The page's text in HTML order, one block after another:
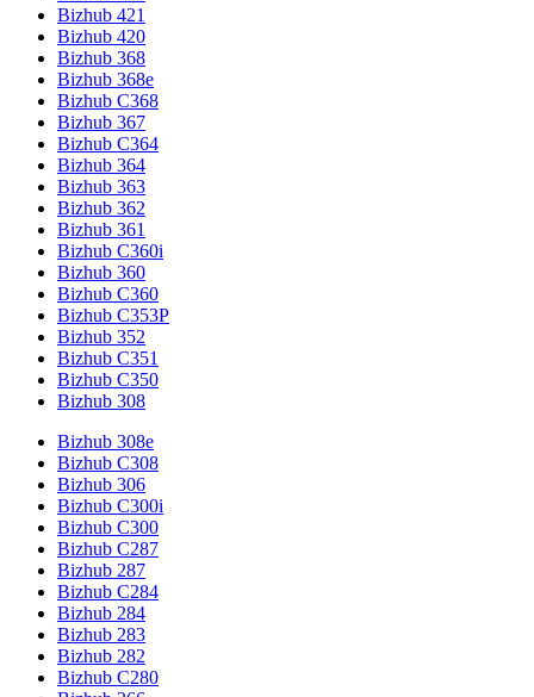
Bizhub 421
Bizhub 420
Bizhub 368
Bizhub 368e
Bizhub C368
Bizhub 367
Bizhub C364
Bizhub 364
Bizhub 363
Bizhub 362
Bizhub 361
Bizhub C360i
Bizhub 360
Bizhub C360
Bizhub C353P
Bizhub 352
Bizhub C351
Bizhub C350
Bizhub 308
Bizhub 308e
Bizhub C308
Bizhub 306
Bizhub C300i
Bizhub C300
Bizhub C287
Bizhub 287
Bizhub C284
Bizhub 284
Bizhub 283
Bizhub 282
Bizhub C280